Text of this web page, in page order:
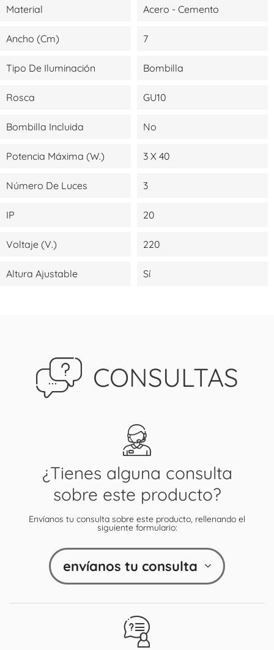
Material Acero - Cemento
Ancho (cm) 7
Tipo De Iluminación Bombilla
Rosca GU10
Bombilla Incluida No
Potencia Máxima (W.) 3 X 40
Número De Luces 3
IP 20
Voltaje (V.) 220
Altura Ajustable Sí
CONSULTAS
¿Tienes alguna consulta
sobre este producto?
Envíanos tu consulta sobre este producto, rellenando el
siguiente formulario:
envíanos tu consulta